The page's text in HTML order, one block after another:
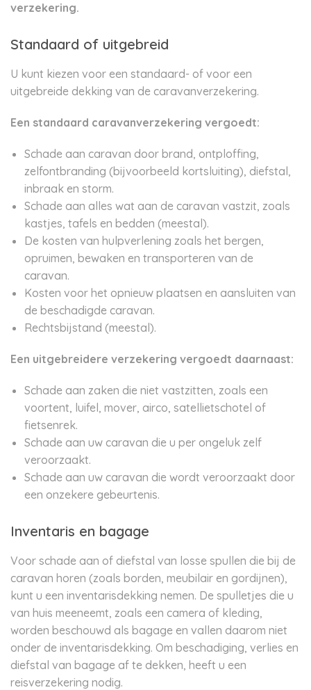
verzekering.
Standaard of uitgebreid
U kunt kiezen voor een standaard- of voor een
uitgebreide dekking van de caravanverzekering.
Een standaard caravanverzekering vergoedt:
Schade aan caravan door brand, ontploffing,
zelfontbranding (bijvoorbeeld kortsluiting), diefstal,
inbraak en storm.
Schade aan alles wat aan de caravan vastzit, zoals
kastjes, tafels en bedden (meestal).
De kosten van hulpverlening zoals het bergen,
opruimen, bewaken en transporteren van de
caravan.
Kosten voor het opnieuw plaatsen en aansluiten van
de beschadigde caravan.
Rechtsbijstand (meestal).
Een uitgebreidere verzekering vergoedt daarnaast:
Schade aan zaken die niet vastzitten, zoals een
voortent, luifel, mover, airco, satellietschotel of
fietsenrek.
Schade aan uw caravan die u per ongeluk zelf
veroorzaakt.
Schade aan uw caravan die wordt veroorzaakt door
een onzekere gebeurtenis.
Inventaris en bagage
Voor schade aan of diefstal van losse spullen die bij de
caravan horen (zoals borden, meubilair en gordijnen),
kunt u een inventarisdekking nemen. De spulletjes die u
van huis meeneemt, zoals een camera of kleding,
worden beschouwd als bagage en vallen daarom niet
onder de inventarisdekking. Om beschadiging, verlies en
diefstal van bagage af te dekken, heeft u een
reisverzekering nodig.